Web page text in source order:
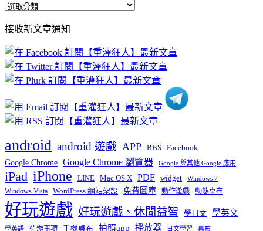
全
文
章
分
類
接收新文章通知
android android 遊戲 APP BBS Facebook
Google Chrome Google Chrome 瀏覽器 Google 與其他 Google 應用
iPad iPhone LINE Mac OS X PDF widget Windows 7
Windows Vista WordPress 網站架設 免費圖庫 動作遊戲 動態桌布
好玩遊戲 好玩遊戲、休閒益智 學日文 學英文
學英語 待辦事項 手機桌布 拍照app 播放器 日文學習 桌布